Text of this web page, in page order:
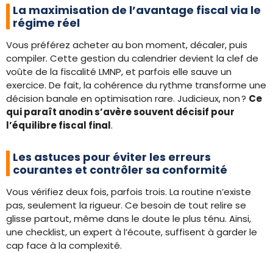
La maximisation de l’avantage fiscal via le
régime réel
Vous préférez acheter au bon moment, décaler, puis
compiler. Cette gestion du calendrier devient la clef de
voûte de la fiscalité LMNP, et parfois elle sauve un
exercice. De fait, la cohérence du rythme transforme une
décision banale en optimisation rare. Judicieux, non ? Ce
qui paraît anodin s’avère souvent décisif pour
l’équilibre fiscal final.
Les astuces pour éviter les erreurs
courantes et contrôler sa conformité
Vous vérifiez deux fois, parfois trois. La routine n’existe
pas, seulement la rigueur. Ce besoin de tout relire se
glisse partout, même dans le doute le plus ténu. Ainsi,
une checklist, un expert à l’écoute, suffisent à garder le
cap face à la complexité.